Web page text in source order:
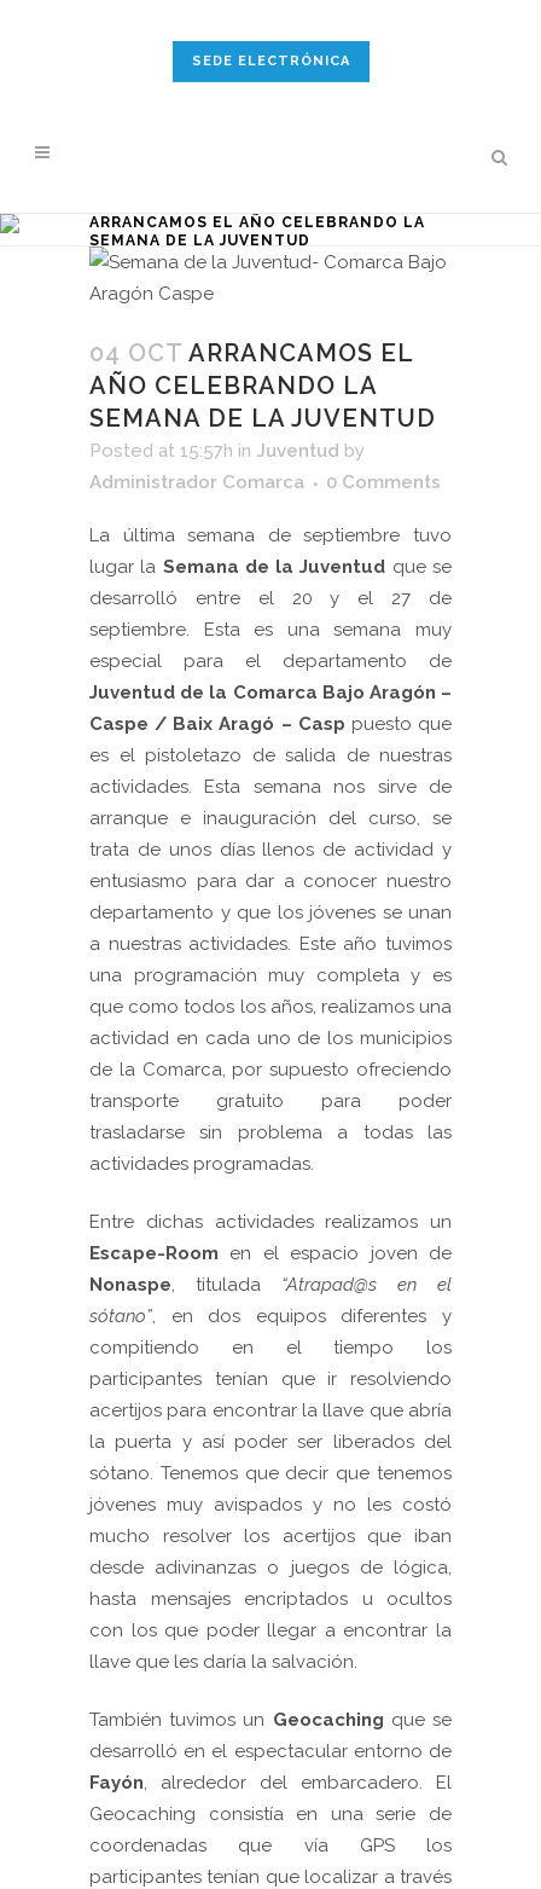
SEDE ELECTRÓNICA
ARRANCAMOS EL AÑO CELEBRANDO LA
SEMANA DE LA JUVENTUD
04 OCT ARRANCAMOS EL
AÑO CELEBRANDO LA
SEMANA DE LA JUVENTUD
Posted at 15:57h in Juventud by
Administrador Comarca
0 Comments
La última semana de septiembre tuvo
lugar la Semana de la Juventud que se
desarrolló entre el 20 y el 27 de
septiembre. Esta es una semana muy
especial para el departamento de
Juventud de la Comarca Bajo Aragón –
Caspe / Baix Aragó – Casp puesto que
es el pistoletazo de salida de nuestras
actividades. Esta semana nos sirve de
arranque e inauguración del curso, se
trata de unos días llenos de actividad y
entusiasmo para dar a conocer nuestro
departamento y que los jóvenes se unan
a nuestras actividades. Este año tuvimos
una programación muy completa y es
que como todos los años, realizamos una
actividad en cada uno de los municipios
de la Comarca, por supuesto ofreciendo
transporte gratuito para poder
trasladarse sin problema a todas las
actividades programadas.
Entre dichas actividades realizamos un
Escape-Room en el espacio joven de
Nonaspe, titulada “Atrapad@s en el
sótano”, en dos equipos diferentes y
compitiendo en el tiempo los
participantes tenían que ir resolviendo
acertijos para encontrar la llave que abría
la puerta y así poder ser liberados del
sótano. Tenemos que decir que tenemos
jóvenes muy avispados y no les costó
mucho resolver los acertijos que iban
desde adivinanzas o juegos de lógica,
hasta mensajes encriptados u ocultos
con los que poder llegar a encontrar la
llave que les daría la salvación.
También tuvimos un Geocaching que se
desarrolló en el espectacular entorno de
Fayón, alrededor del embarcadero. El
Geocaching consistía en una serie de
coordenadas que vía GPS los
participantes tenían que localizar a través